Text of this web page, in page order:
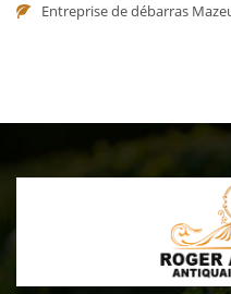
Entreprise de débarras